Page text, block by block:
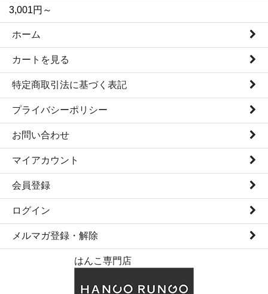
3,001円～
ホーム
カートを見る
特定商取引法に基づく表記
プライバシーポリシー
お問い合わせ
マイアカウント
会員登録
ログイン
メルマガ登録・解除
はんこ専門店